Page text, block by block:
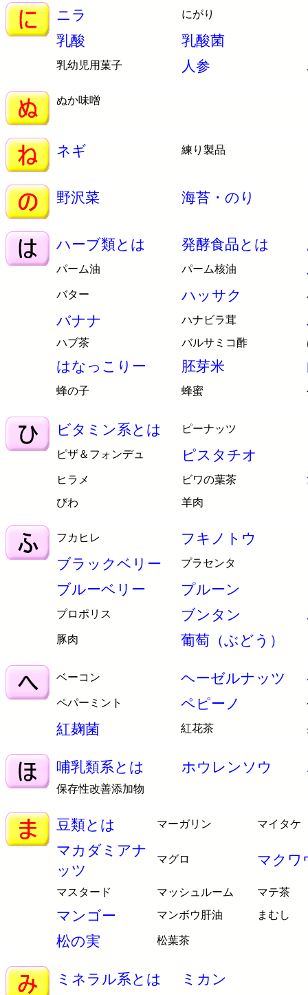
ニラ にがり
乳酸
乳酸菌
乳幼児用菓子 人参
ぬか味噌
ネギ 練り製品
野沢菜 海苔・のり
ハーブ類とは 発酵食品とは
パーム油 パーム核油
バター ハッサク
バナナ ハナビラ茸
ハブ茶 バルサミコ酢
はなっこりー 胚芽米
蜂の子 蜂蜜
ビタミン系とは ピーナッツ
ピザ＆フォンデュ ピスタチオ
ヒラメ ビワの葉茶
びわ 羊肉
フカヒレ フキノトウ
ブラックベリー プラセンタ
ブルーベリー プルーン
プロポリス ブンタン
豚肉 葡萄（ぶどう）
ベーコン ヘーゼルナッツ
ペパーミント ペピーノ
紅麹菌 紅花茶
哺乳類系とは ホウレンソウ
保存性改善添加物
豆類とは マーガリン マイタケ
マカダミアナ
ッツ
マグロ マクワ
マスタード マッシュルーム マテ茶
マンゴー マンボウ肝油 まむし
松の実 松葉茶
ミネラル系とは ミカン